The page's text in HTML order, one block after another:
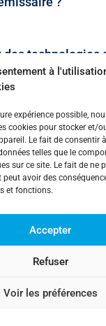
à
expérience possible,
cookies pour stocker et/
Le fait de consentir
telles que le
sur ce site. Le fait de ne
avoir des
et fonctions.
Accepter
Refuser
Voir les préférences
technologies
par rapport
?
de
contrôlés
?
en
trous d'homme
?
sous-